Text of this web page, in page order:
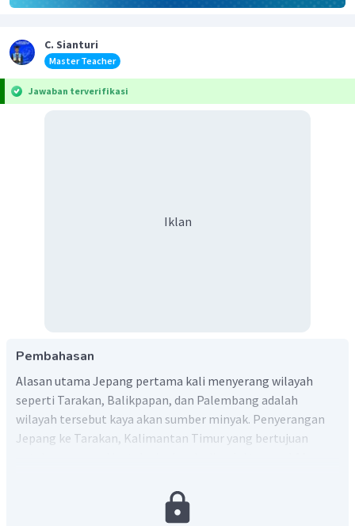
C. Sianturi
Master Teacher
Jawaban terverifikasi
Iklan
Pembahasan
Alasan utama Jepang pertama kali menyerang wilayah
seperti Tarakan, Balikpapan, dan Palembang adalah
wilayah tersebut kaya akan sumber minyak. Penyerangan
Jepang ke Tarakan, Kalimantan Timur yang bertujuan
12 Januari 1942. Jepang melanjutkan serangannya ke
Balikpapan, yang juga merupakan sumber minyak. Kota ini